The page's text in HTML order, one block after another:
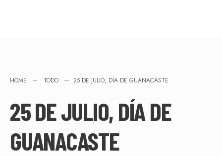
HOME TODO 25 DE JULIO, DÍA DE GUANACASTE
25 DE JULIO, DÍA DE
GUANACASTE